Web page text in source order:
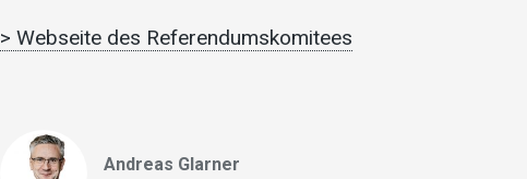
> Webseite des Referendumskomitees
Andreas Glarner